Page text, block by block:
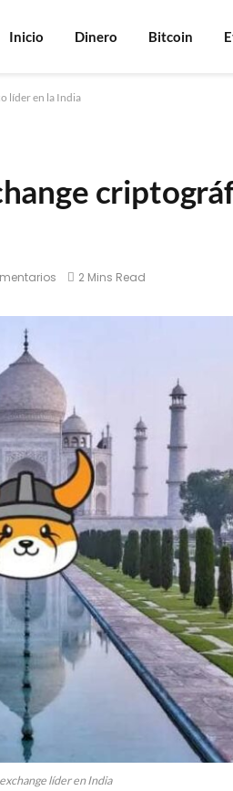
Inicio Dinero Bitcoin
líder en la India
2 Mins Read
líder en India